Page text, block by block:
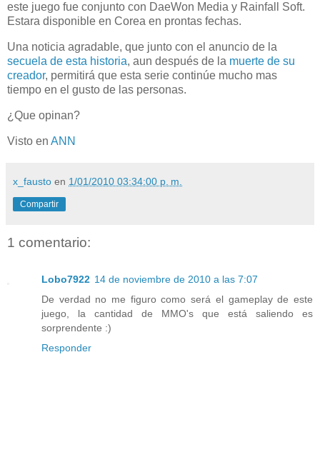
este juego fue conjunto con DaeWon Media y Rainfall Soft.
Estara disponible en Corea en prontas fechas.
Una noticia agradable, que junto con el anuncio de la
secuela de esta historia, aun después de la muerte de su
creador, permitirá que esta serie continúe mucho mas
tiempo en el gusto de las personas.
¿Que opinan?
Visto en ANN
x_fausto en 1/01/2010 03:34:00 p. m.
Compartir
1 comentario:
Lobo7922 14 de noviembre de 2010 a las 7:07
De verdad no me figuro como será el gameplay de este
juego, la cantidad de MMO's que está saliendo es
sorprendente :)
Responder